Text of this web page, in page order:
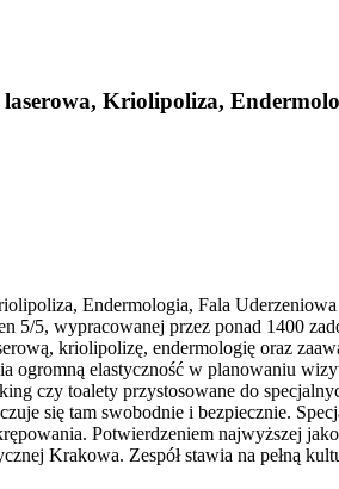
Kriolipoliza,
Endermologia, Fala
5/5, wypracowanej przez ponad 1400
kriolipolizę, endermologię oraz
ogromną elastyczność w planowaniu
czy toalety przystosowane do
się tam swobodnie i bezpiecznie.
Potwierdzeniem najwyższej
Krakowa. Zespół stawia na pełną